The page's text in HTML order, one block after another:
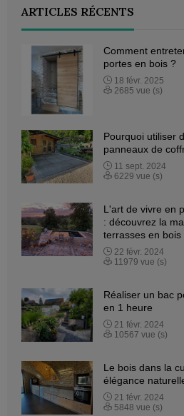
ARTICLES RÉCENTS
Comment
portes en bois ?
18 févr. 2025
2685 vue (s)
Pourquoi utiliser
panneaux de
11 sept. 2024
6229 vue (s)
L'art de vivre en
: découvrez la
terrasses en bois
22 févr. 2024
11979 vue (s)
Réaliser un bac
en 1 heure
21 févr. 2024
10567 vue (s)
Le bois dans la
élégance
21 févr. 2024
5848 vue (s)